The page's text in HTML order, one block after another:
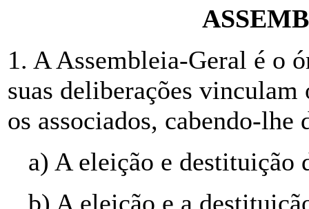
1. A Assembleia-Geral é o
suas deliberações
os associados, cabendo-lhe
a) A eleição e destituição
b) A eleição e a